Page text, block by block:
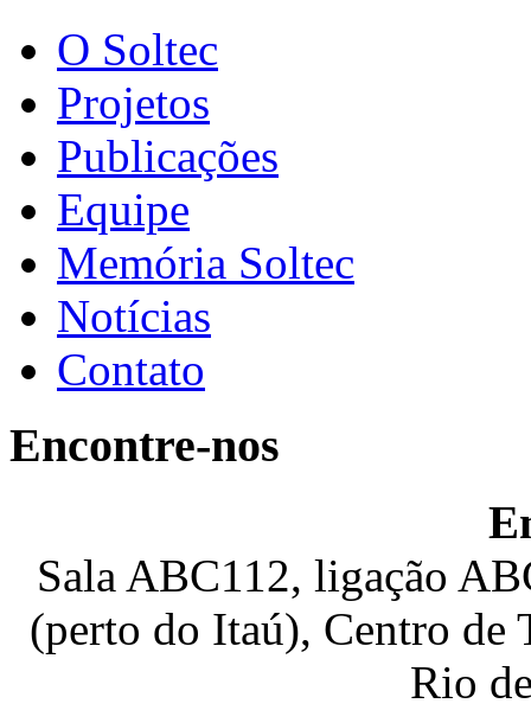
O Soltec
Projetos
Publicações
Equipe
Memória Soltec
Notícias
Contato
Encontre-nos
Sala ABC112, ligação
(perto do Itaú), Centro de
Rio